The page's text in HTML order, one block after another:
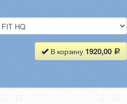
В корзину 1920,00